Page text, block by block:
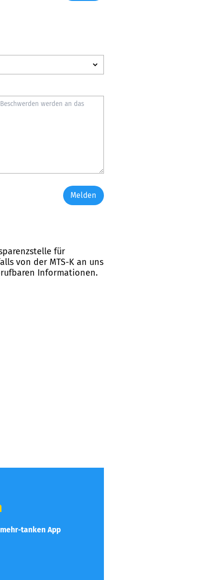
Melden
für
von der MTS-K an uns
Informationen.
mehr-tanken App